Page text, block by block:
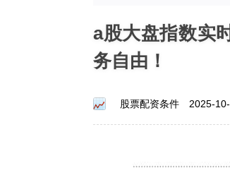
a股大盘指数实
务自由！
股票配资条件 2025-